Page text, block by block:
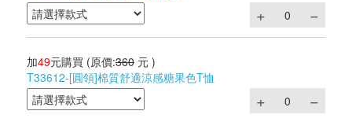
加49元購買 (原價:360 元 )
T33612-[圓領]棉質舒適涼感糖果色T恤